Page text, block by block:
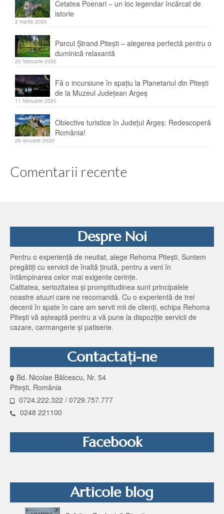
Cetatea Poenari – un loc legendar încărcat de
istorie
2 martie 2020
Parcul Ştrand Piteşti – alegerea perfectă pentru o
duminică relaxantă
23 februarie 2020
Fă o incursiune în spațiu la Planetariul din Pitești
de la Muzeul Județean Argeș
11 februarie 2020
Obiective turistice în Judeţul Argeş: Redescoperă
România!
29 ianuarie 2020
Comentarii recente
Despre Noi
Pentru o experienţă de neuitat, alege Rehoma Piteşti. Suntem
pregătiţi cu servicii de înaltă ţinută, pentru a veni în
întâmpinarea celor mai exigente cerinţe.
Calitatea, seriozitatea şi promptitudinea sunt principalele
noastre atuuri care ne recomandă. Cu o experientă de trei
decenii în spate în care am servit mii de clienţi, echipa Rehoma
Piteşti vă aşteaptă pentru a vă pune la dispoziţie servicii de
cazare, carmangerie şi patiserie.
Contactaţi-ne
Bd. Nicolae Bălcescu, Nr. 54
Piteşti, România
0724.222.322 / 0729.757.777
0248 221100
Facebook
Articole blog